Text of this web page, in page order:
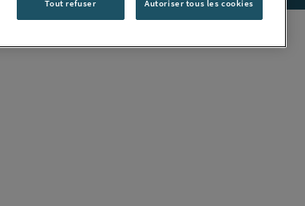
Tout refuser Autoriser tous les cookies